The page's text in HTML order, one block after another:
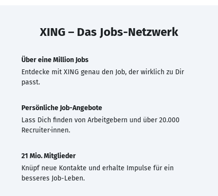
XING – Das Jobs-Netzwerk
Über eine Million Jobs
Entdecke mit XING genau den Job, der wirklich zu Dir
passt.
Persönliche Job-Angebote
Lass Dich finden von Arbeitgebern und über 20.000
Recruiter·innen.
21 Mio. Mitglieder
Knüpf neue Kontakte und erhalte Impulse für ein
besseres Job-Leben.